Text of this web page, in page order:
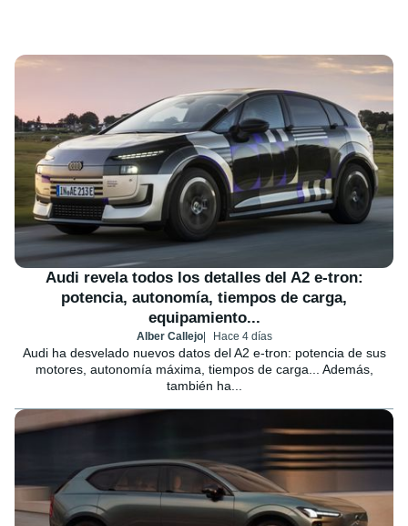
Audi revela todos los detalles del A2 e-tron:
potencia, autonomía, tiempos de carga,
equipamiento...
Alber Callejo Hace 4 días
Audi ha desvelado nuevos datos del A2 e-tron: potencia de sus
motores, autonomía máxima, tiempos de carga... Además,
también ha...